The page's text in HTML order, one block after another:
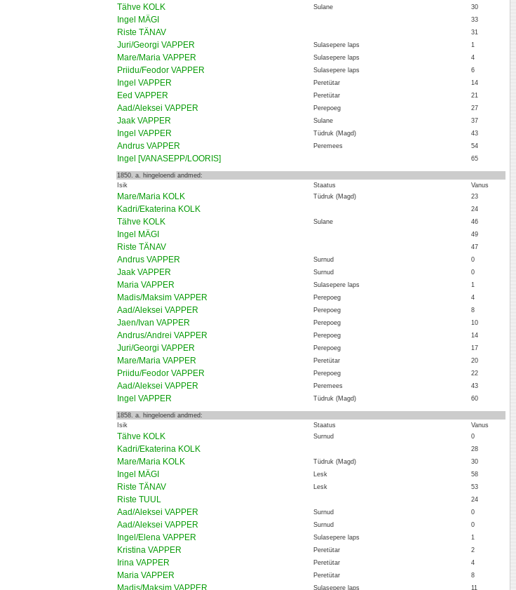
Tähve KOLK Sulane 30
Ingel MÄGI 33
Riste TÄNAV 31
Juri/Georgi VAPPER Sulasepere laps 1
Mare/Maria VAPPER Sulasepere laps 4
Priidu/Feodor VAPPER Sulasepere laps 6
Ingel VAPPER Peretütar 14
Eed VAPPER Peretütar 21
Aad/Aleksei VAPPER Perepoeg 27
Jaak VAPPER Sulane 37
Ingel VAPPER Tüdruk (Magd) 43
Andrus VAPPER Peremees 54
Ingel [VANASEPP/LOORIS] 65
1850. a. hingeloendi andmed:
Isik
Staatus Vanus
Mare/Maria KOLK Tüdruk (Magd) 23
Kadri/Ekaterina KOLK 24
Tähve KOLK Sulane 46
Ingel MÄGI 49
Riste TÄNAV 47
Andrus VAPPER Surnud 0
Jaak VAPPER Surnud 0
Maria VAPPER Sulasepere laps 1
Madis/Maksim VAPPER Perepoeg 4
Aad/Aleksei VAPPER Perepoeg 8
Jaen/Ivan VAPPER Perepoeg 10
Andrus/Andrei VAPPER Perepoeg 14
Juri/Georgi VAPPER Perepoeg 17
Mare/Maria VAPPER Peretütar 20
Priidu/Feodor VAPPER Perepoeg 22
Aad/Aleksei VAPPER Peremees 43
Ingel VAPPER Tüdruk (Magd) 60
1858. a. hingeloendi andmed:
Isik
Staatus Vanus
Tähve KOLK Surnud 0
Kadri/Ekaterina KOLK 28
Mare/Maria KOLK Tüdruk (Magd) 30
Ingel MÄGI Lesk 58
Riste TÄNAV Lesk 53
Riste TUUL 24
Aad/Aleksei VAPPER Surnud 0
Aad/Aleksei VAPPER Surnud 0
Ingel/Elena VAPPER Sulasepere laps 1
Kristina VAPPER Peretütar 2
Irina VAPPER Peretütar 4
Maria VAPPER Peretütar 8
Madis/Maksim VAPPER Sulasepere laps 11